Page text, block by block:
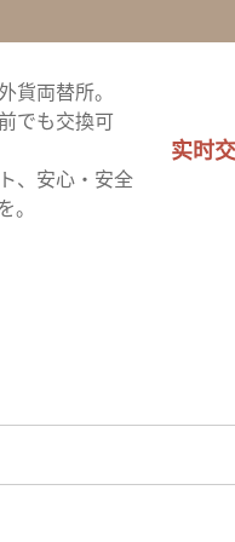
貨両替所。
でも交換可
、安心・安全
。
实时
店中未